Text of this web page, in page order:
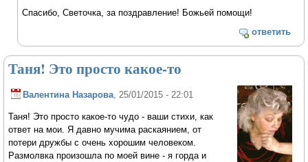
Спасибо, Светочка, за поздравление! Божьей помощи!
ответить
Таня! Это просто какое-то
Валентина Назарова , 25/01/2015 - 22:01
Таня! Это просто какое-то чудо - ваши стихи, как
ответ на мои. Я давно мучима раскаянием, от
потери дружбы с очень хорошим человеком.
Размолвка произошла по моей вине - я горда и